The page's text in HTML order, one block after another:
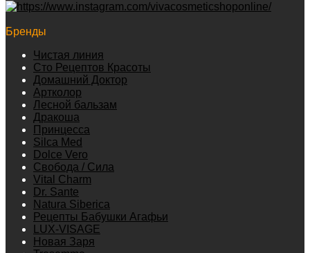
Бренды
Чистая линия
Сто Рецептов Красоты
Домашний Доктор
Артколор
Лесной бальзам
Дракоша
Принцесса
Silca Med
Dolce Vero
Свобода / Сила
Vital Charm
Dr. Sante
Natura Siberica
Рецепты Бабушки Агафьи
LUX-VISAGE
Новая Заря